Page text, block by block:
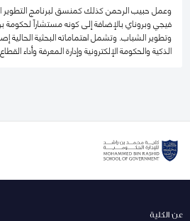
وعمل حبيب الرحمن كذلك كمنسق لبرنامج التطوير
فيجي وبروناي بالإضافة إلى كونه مستشاراً لحكومة
وتطوير الشباب. وتشمل اهتماماته البحثية الحالية
الذكية والحكومة الإلكترونية وإدارة المعرفة وأداء
عن الكلية